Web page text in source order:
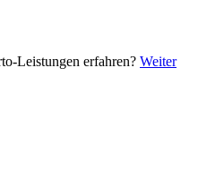
Leistungen erfahren? Weiter